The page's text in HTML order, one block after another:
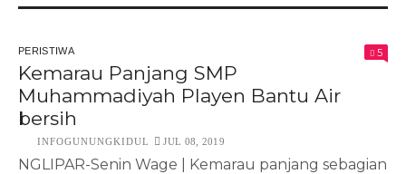
PERISTIWA 5
Kemarau Panjang SMP
Muhammadiyah Playen Bantu Air
bersih
INFOGUNUNGKIDUL JUL 08, 2019
NGLIPAR-Senin Wage | Kemarau panjang sebagian